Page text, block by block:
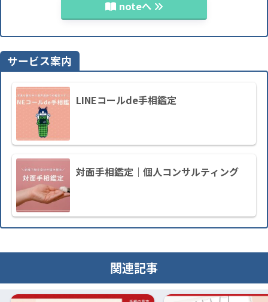
noteへ
サービス案内
LINEコールde手相鑑定
対面手相鑑定｜個人コンサルティング
関連記事